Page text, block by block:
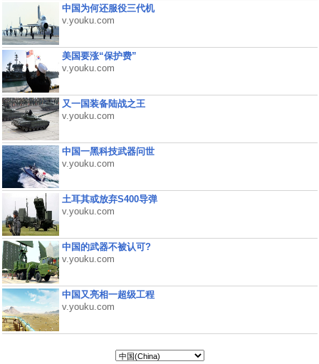
中国为何还服役三代机
v.youku.com
美国要涨“保护费”
v.youku.com
又一国装备陆战之王
v.youku.com
中国一黑科技武器问世
v.youku.com
土耳其或放弃S400导弹
v.youku.com
中国的武器不被认可?
v.youku.com
中国又亮相一超级工程
v.youku.com